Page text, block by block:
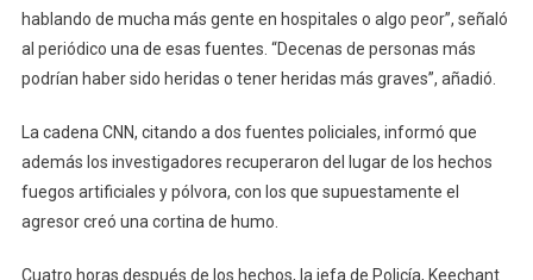
hablando de mucha más gente en hospitales o algo peor”, señaló
al periódico una de esas fuentes. “Decenas de personas más
podrían haber sido heridas o tener heridas más graves”, añadió.
La cadena CNN, citando a dos fuentes policiales, informó que
además los investigadores recuperaron del lugar de los hechos
fuegos artificiales y pólvora, con los que supuestamente el
agresor creó una cortina de humo.
Cuatro horas después de los hechos, la jefa de Policía, Keechant